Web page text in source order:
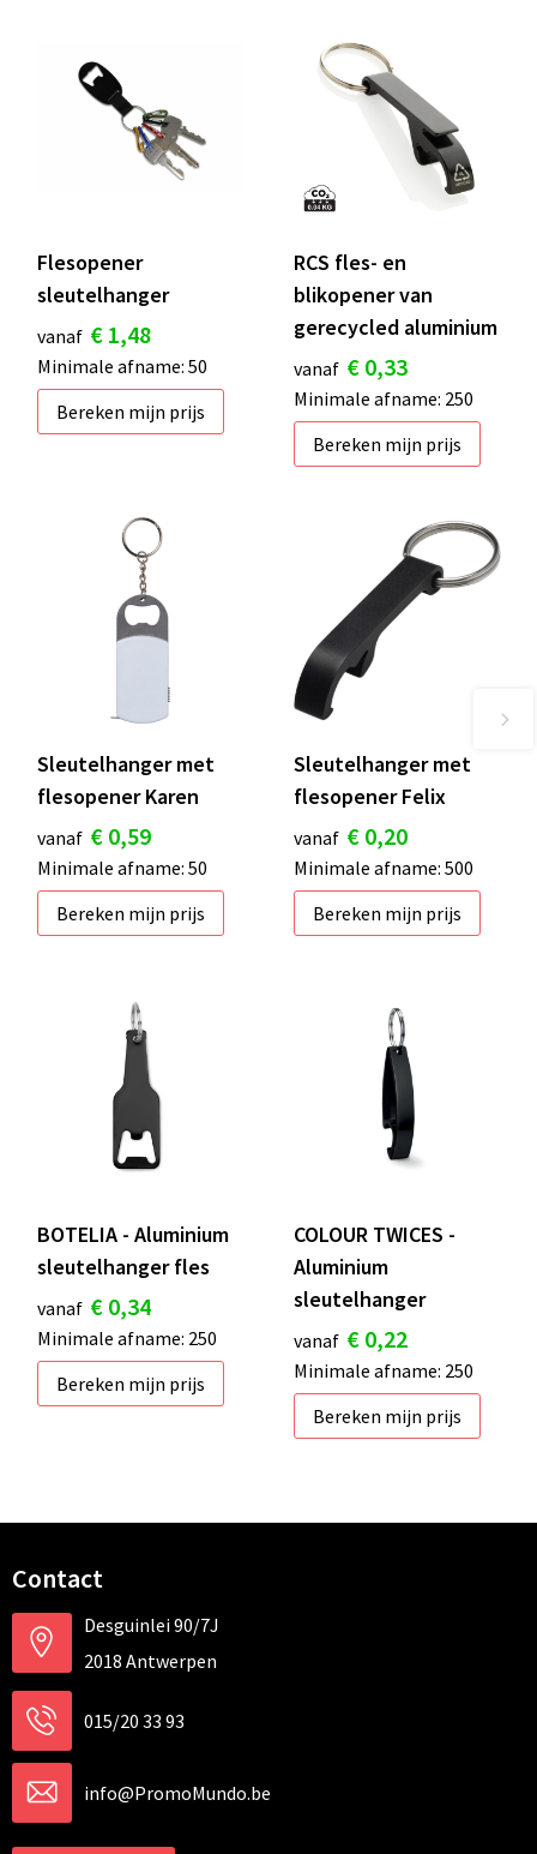
Flesopener
sleutelhanger
vanaf € 1,48
Minimale afname: 50
Bereken mijn prijs
RCS fles- en
blikopener van
gerecycled aluminium
vanaf € 0,33
Minimale afname: 250
Bereken mijn prijs
Sleutelhanger met
flesopener Karen
vanaf € 0,59
Minimale afname: 50
Bereken mijn prijs
Sleutelhanger met
flesopener Felix
vanaf € 0,20
Minimale afname: 500
Bereken mijn prijs
BOTELIA - Aluminium
sleutelhanger fles
vanaf € 0,34
Minimale afname: 250
Bereken mijn prijs
COLOUR TWICES -
Aluminium
sleutelhanger
vanaf € 0,22
Minimale afname: 250
Bereken mijn prijs
Contact
Desguinlei 90/7J
2018 Antwerpen
015/20 33 93
info@PromoMundo.be